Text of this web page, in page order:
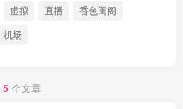
虚拟 直播
香色闺阁
机场
5 个文章